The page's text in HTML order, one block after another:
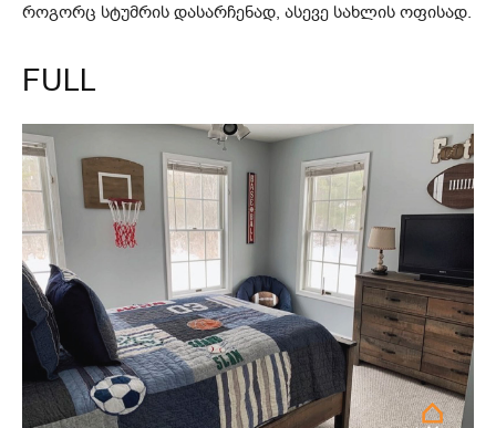
როგორც სტუმრის დასარჩენად, ასევე სახლის ოფისად.
FULL